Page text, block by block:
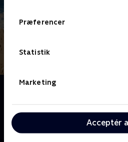
Præferencer
Statistik
Marketing
Acceptér
Om 24 stjerners julikalender
feriekoloni, hvor de skal
igennem sommerens mange